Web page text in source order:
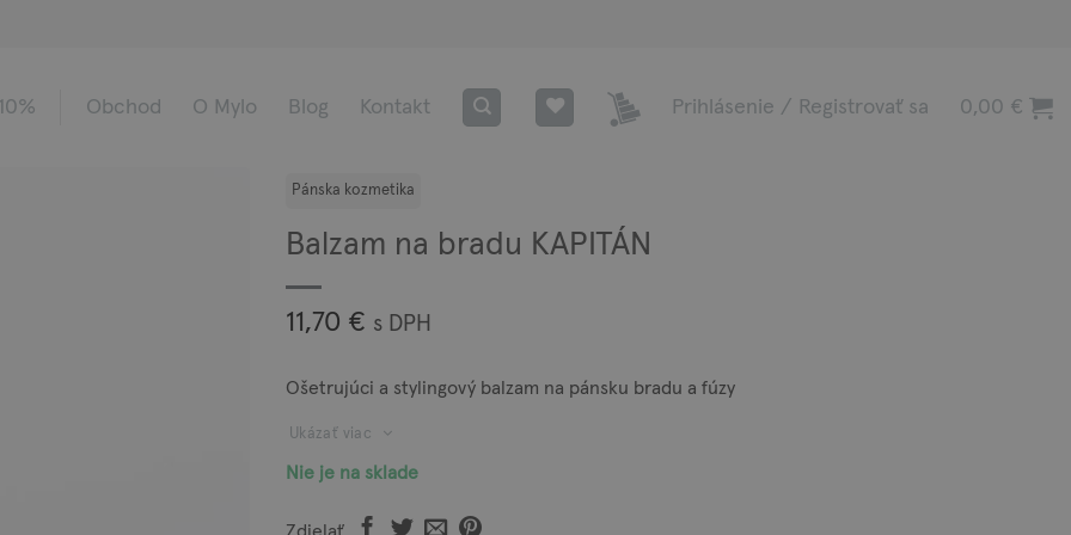
Obchod O Mylo Blog Kontakt Prihlásenie / Registrovať sa 0,00 €
Balzam na bradu KAPITÁN
11,70 € s DPH
Ošetrujúci a stylingový balzam na pánsku bradu a fúzy
Ukázať viac
Nie je na sklade
Zdielať